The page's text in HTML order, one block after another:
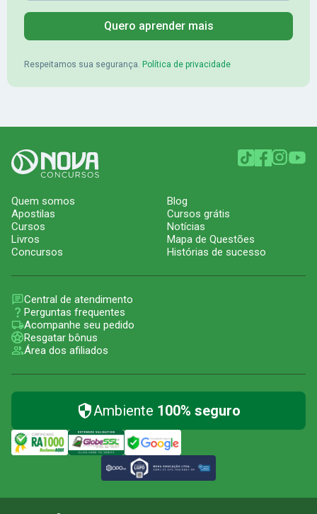
Quero aprender mais
Respeitamos sua segurança. Política de privacidade
Quem somos
Apostilas
Cursos
Livros
Concursos
Blog
Cursos grátis
Notícias
Mapa de Questões
Histórias de sucesso
Central de atendimento
Perguntas frequentes
Acompanhe seu pedido
Resgatar bônus
Área dos afiliados
Ambiente 100% seguro